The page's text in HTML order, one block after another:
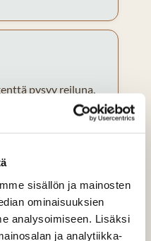
sisällön ja mainosten
ominaisuuksien
analysoimiseen. Lisäksi
ja analytiikka-
pysyy reiluna,
reittejä tulokseen.